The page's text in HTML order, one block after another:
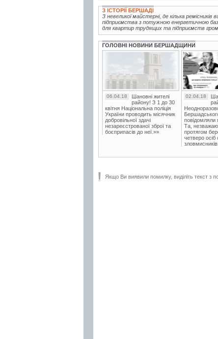
З ІСТОРІЇ БЕРШАДІ
З невеликої майстерні, де кілька
підприємства з потужною енергетичною
для квартир трудящих та підприємств
ГОЛОВНІ НОВИНИ БЕРШАДЩИНИ
06.04.18
Шановні жителі
району! З 1 до 30
квітня Національна поліція
України проводить місячник
добровільної здачі
незареєстрованої зброї та
боєприпасів до неї.»»
02.04.18
Бершадського
повідомляли
Та,
протягом
четверо
Якщо Ви виявили помилку, виділіть текст з